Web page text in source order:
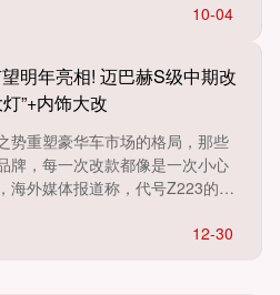
10-04
明年亮相! 迈巴赫S级中期改
”+内饰大改
势重塑豪华车市场的格局，那些
牌，每一次改款都像是一次小心
海外媒体报道称，代号Z223的现
12-30